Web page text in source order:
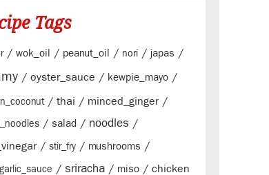
Tags
/ wok_oil / peanut_oil / nori / japas /
/ oyster_sauce / kewpie_mayo /
/ thai / minced_ginger/
/ salad / noodles /
/ stir_fry / mushrooms /
/ sriracha / miso / chicken